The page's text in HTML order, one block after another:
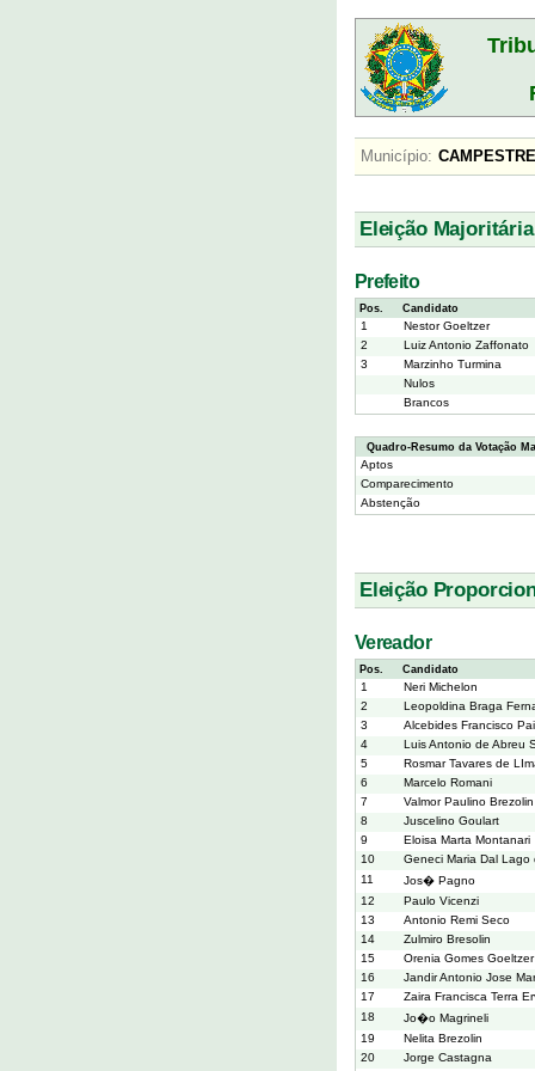
Município:
Eleição Majoritária
Prefeito
Pos. Candidato
1
Nestor Goeltzer
2
Luiz Antonio Zaffonato
3
Marzinho Turmina
Nulos
Brancos
Quadro-Resumo da Votação
Aptos
Comparecimento
Abstenção
Eleição
Vereador
Pos. Candidato
1
Neri Michelon
2
Leopoldina Braga
3
Alcebides Francisco
4
Luis Antonio de Abreu
5
Rosmar Tavares de
6
Marcelo Romani
7
Valmor Paulino Brezolin
8
Juscelino Goulart
9
Eloisa Marta Montanari
10
Geneci Maria Dal Lago
11
Jos� Pagno
12
Paulo Vicenzi
13
Antonio Remi Seco
14
Zulmiro Bresolin
15
Orenia Gomes Goeltzer
16
Jandir Antonio Jose
17
Zaira Francisca Terra
18
Jo�o Magrineli
19
Nelita Brezolin
20
Jorge Castagna